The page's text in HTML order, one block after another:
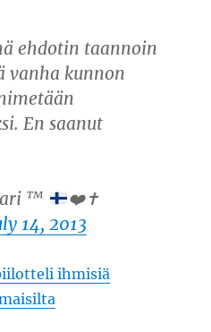
ehdotin taannoin
vanha kunnon
En saanut
™ ❤️✝️
14, 2013
ihmisiä